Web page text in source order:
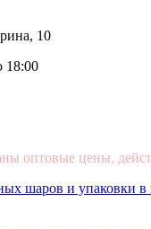
10
18:00
оптовые цены,